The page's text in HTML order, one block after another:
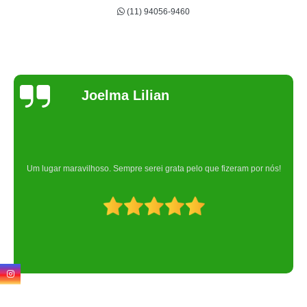
(11) 94056-9460
Joelma Lilian
Um lugar maravilhoso. Sempre serei grata pelo que fizeram por nós!